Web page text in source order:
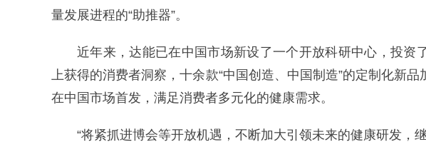
量发展进程的“助推器”。
近年来，达能已在中国市场新设了一个开放科研中心，投资
上获得的消费者洞察，十余款“中国创造、中国制造”的定制化新
在中国市场首发，满足消费者多元化的健康需求。
“将紧抓进博会等开放机遇，不断加大引领未来的健康研发，